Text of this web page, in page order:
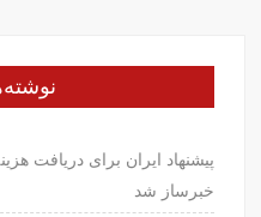
پیشنهاد ایران برای دریافت
خبرساز شد